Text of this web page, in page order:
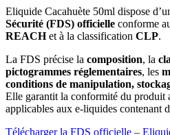
Eliquide Cacahuète 50ml dispose
Sécurité (FDS) officielle conforme
REACHet à la classification CLP.
La FDS précise la composition, la
pictogrammes réglementaires, les
conditions de manipulation,
Elle garantit la conformité du produit
applicables aux e-liquides contenant
Télécharger la FDS officielle –